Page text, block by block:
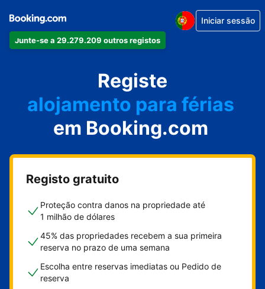
Junte-se a 29.279.209 outros registos
Iniciar sessão
Registe
o seu apartamento
o seu hotel
alojamento para férias
a sua villa
o seu hostel
em Booking.com
Registo gratuito
Proteção contra danos na propriedade até
1 milhão de dólares
45% das propriedades recebem a sua primeira
reserva no prazo de uma semana
Escolha entre reservas imediatas ou Pedido de
reserva